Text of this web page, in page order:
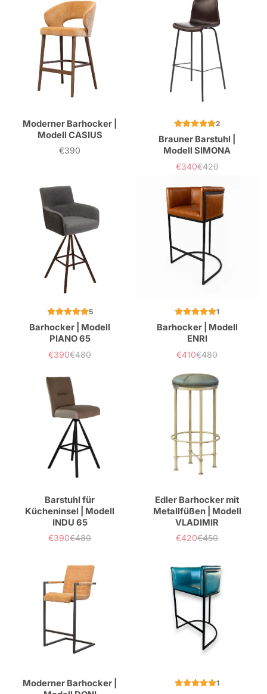
Moderner Barhocker |
Modell CASIUS
Preis
€390
2
Brauner Barstuhl |
Modell SIMONA
Verkaufspreis
€340Normaler
€420
5
Barhocker | Modell
PIANO 65
Verkaufspreis
€390Normaler
€480
1
Barhocker | Modell
ENRI
Verkaufspreis
€410Normaler
€480
Barstuhl für
Kücheninsel | Modell
INDU 65
Verkaufspreis
€390Normaler
€480
Edler Barhocker mit
Metallfüßen | Modell
VLADIMIR
Verkaufspreis
€420Normaler
€450
Moderner Barhocker |
1